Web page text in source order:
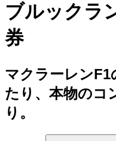
ブルックラ
券
マクラーレンF1
たり、本物のコ
り。